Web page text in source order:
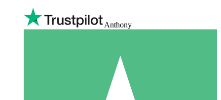
Anthony